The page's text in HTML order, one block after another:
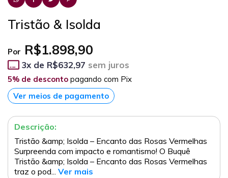
Tristão & Isolda
Por R$1.898,90
3x de R$632,97 sem juros
5% de desconto pagando com Pix
Ver meios de pagamento
Descrição:
Tristão &amp; Isolda – Encanto das Rosas Vermelhas
Surpreenda com impacto e romantismo! O Buquê
Tristão &amp; Isolda – Encanto das Rosas Vermelhas
traz o pod... Ver mais